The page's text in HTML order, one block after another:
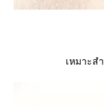
เหมาะส